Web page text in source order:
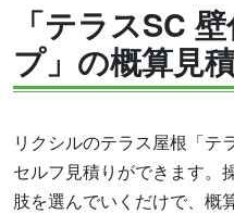
「テラスSC
プ」の概算見
リクシルのテラス屋根「テ
セルフ見積りができます。
肢を選んでいくだけで、概